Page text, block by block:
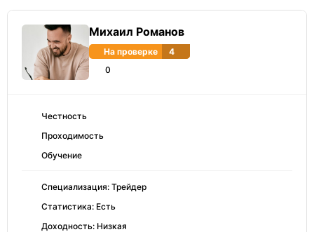
Михаил Романов
На проверке
4
0
Честность
Проходимость
Обучение
Специализация: Трейдер
Статистика: Есть
Доходность: Низкая